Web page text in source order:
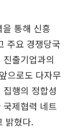
통해 신흥
주요 경쟁당국
출기업과의
으로도 다자무
행의 정합성
제협력 네트
밝혔다.